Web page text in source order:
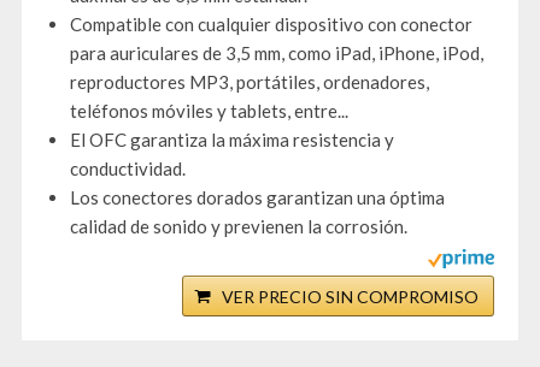
Compatible con cualquier dispositivo con conector
para auriculares de 3,5 mm, como iPad, iPhone, iPod,
reproductores MP3, portátiles, ordenadores,
teléfonos móviles y tablets, entre...
El OFC garantiza la máxima resistencia y
conductividad.
Los conectores dorados garantizan una óptima
calidad de sonido y previenen la corrosión.
VER PRECIO SIN COMPROMISO